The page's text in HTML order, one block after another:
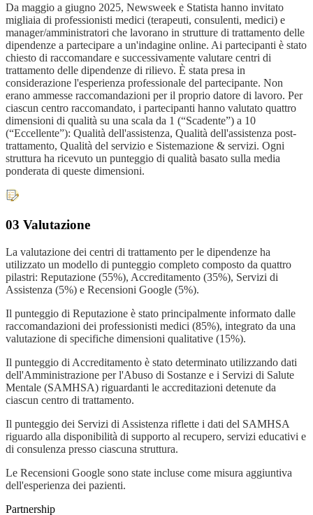
Da maggio a giugno 2025, Newsweek e Statista hanno invitato
migliaia di professionisti medici (terapeuti, consulenti, medici) e
manager/amministratori che lavorano in strutture di trattamento delle
dipendenze a partecipare a un'indagine online. Ai partecipanti è stato
chiesto di raccomandare e successivamente valutare centri di
trattamento delle dipendenze di rilievo. È stata presa in
considerazione l'esperienza professionale del partecipante. Non
erano ammesse raccomandazioni per il proprio datore di lavoro. Per
ciascun centro raccomandato, i partecipanti hanno valutato quattro
dimensioni di qualità su una scala da 1 (“Scadente”) a 10
(“Eccellente”): Qualità dell'assistenza, Qualità dell'assistenza post-
trattamento, Qualità del servizio e Sistemazione & servizi. Ogni
struttura ha ricevuto un punteggio di qualità basato sulla media
ponderata di queste dimensioni.
03 Valutazione
La valutazione dei centri di trattamento per le dipendenze ha
utilizzato un modello di punteggio completo composto da quattro
pilastri: Reputazione (55%), Accreditamento (35%), Servizi di
Assistenza (5%) e Recensioni Google (5%).
Il punteggio di Reputazione è stato principalmente informato dalle
raccomandazioni dei professionisti medici (85%), integrato da una
valutazione di specifiche dimensioni qualitative (15%).
Il punteggio di Accreditamento è stato determinato utilizzando dati
dell'Amministrazione per l'Abuso di Sostanze e i Servizi di Salute
Mentale (SAMHSA) riguardanti le accreditazioni detenute da
ciascun centro di trattamento.
Il punteggio dei Servizi di Assistenza riflette i dati del SAMHSA
riguardo alla disponibilità di supporto al recupero, servizi educativi e
di consulenza presso ciascuna struttura.
Le Recensioni Google sono state incluse come misura aggiuntiva
dell'esperienza dei pazienti.
Partnership